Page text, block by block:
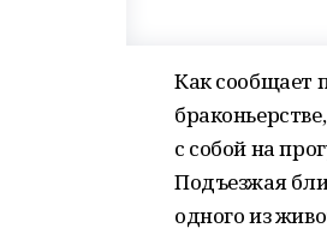
Как сообщает
с собой на
Подъезжая
одного из